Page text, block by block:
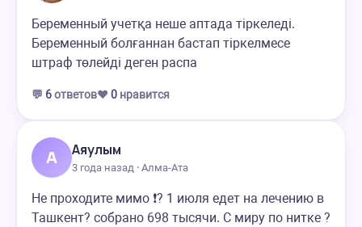
Беременный учетқа неше аптада тіркеледі.
Беременный болғаннан бастап тіркелмесе
штраф төлейді деген распа
💬 6ответов❤️ 0 нравится
А Аяулым
3 года назад · Алма-Ата
Не проходите мимо ❗? 1 июля едет на лечению в
Ташкент? собрано 698 тысячи. С миру по нитке ?